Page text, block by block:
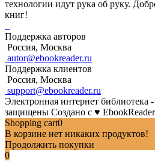
технологии идут рука об руку.
книг!
Поддержка авторов
Россия, Москва
autor@ebookreader.ru
Поддержка клиентов
Россия, Москва
support@ebookreader.ru
Электронная интернет библиотека
защищены Создано с ♥
Shopping cart0
В корзине нет никаких продуктов!
Продолжить покупки
0